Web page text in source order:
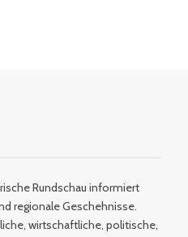
Rundschau informiert
regionale Geschehnisse.
wirtschaftliche, politische,